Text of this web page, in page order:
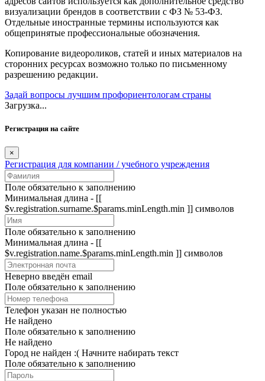
визуализации брендов в соответствии с ФЗ № 53-ФЗ.
Отдельные иностранные термины используются как
общепринятые профессиональные обозначения.
Копирование видеороликов, статей и иных материалов на
сторонних ресурсах возможно только по письменному
разрешению редакции.
Задай вопросы лучшим профориентологам страны
Загрузка...
Регистрация на сайте
×
Регистрация для компании / учебного учреждения
Поле обязательно к заполнению
Минимальная длина - [[
$v.registration.surname.$params.minLength.min ]] символов
Поле обязательно к заполнению
Минимальная длина - [[
$v.registration.name.$params.minLength.min ]] символов
Неверно введён email
Поле обязательно к заполнению
Телефон указан не полностью
Не найдено
Поле обязательно к заполнению
Не найдено
Город не найден :( Начните набирать текст
Поле обязательно к заполнению